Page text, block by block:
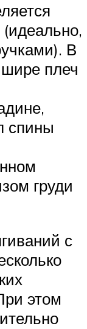
В
плеч
спины
груди
с
этом